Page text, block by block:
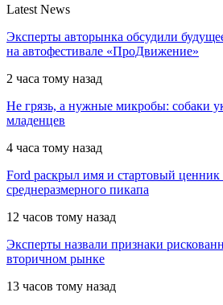
Latest News
Эксперты авторынка обсудили
на автофестивале «ПроДвижение»
2 часа тому назад
Не грязь, а нужные микробы: собаки
младенцев
4 часа тому назад
Ford раскрыл имя и стартовый ценник
среднеразмерного пикапа
12 часов тому назад
Эксперты назвали признаки
вторичном рынке
13 часов тому назад